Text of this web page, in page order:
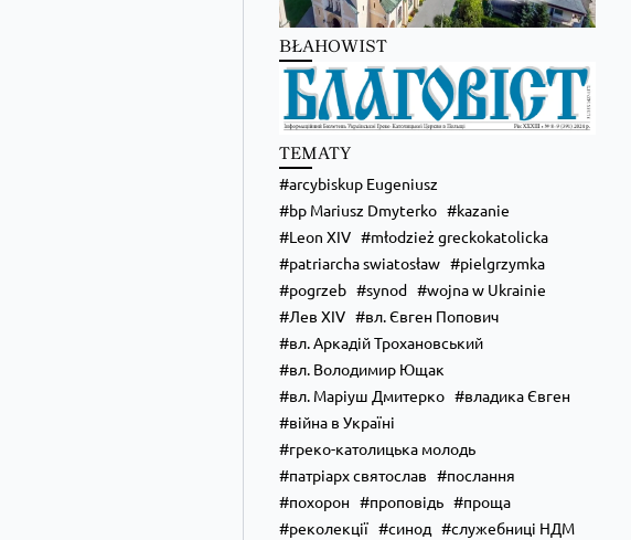
Zobacz na Facebooku · Udostępnij
BŁAHOWIST
TEMATY
arcybiskup Eugeniusz
bp Mariusz Dmyterko
kazanie
Leon XIV
młodzież greckokatolicka
patriarcha swiatosław
pielgrzymka
pogrzeb
synod
wojna w Ukrainie
Лев XIV
вл. Євген Попович
вл. Аркадій Трохановський
вл. Володимир Ющак
вл. Маріуш Дмитерко
владика Євген
війна в Україні
греко-католицька молодь
патріарх святослав
послання
похорон
проповідь
проща
реколекції
синод
служебниці НДМ